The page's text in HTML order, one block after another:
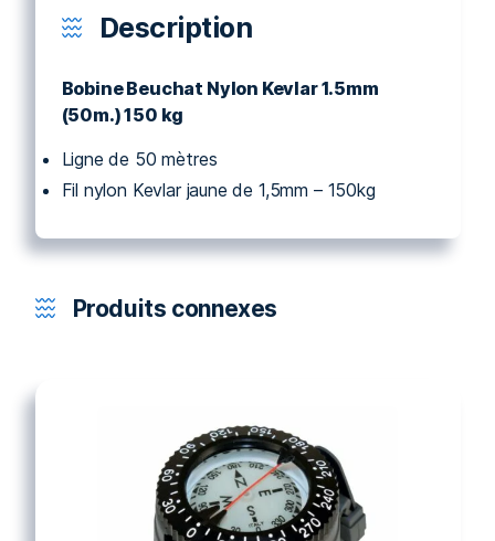
Description
Bobine Beuchat Nylon Kevlar 1.5mm
(50m.) 150 kg
Ligne de 50 mètres
Fil nylon Kevlar jaune de 1,5mm – 150kg
Produits connexes